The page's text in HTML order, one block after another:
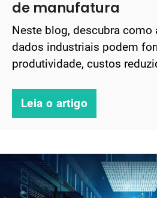
de manufatura
Neste blog, descubra
dados industriais podem
produtividade, custos
Leia o artigo